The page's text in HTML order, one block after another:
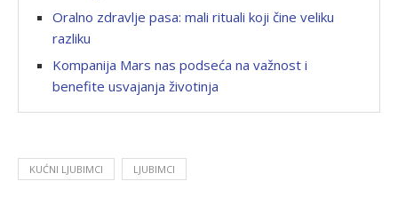
Oralno zdravlje pasa: mali rituali koji čine veliku
razliku
Kompanija Mars nas podseća na važnost i
benefite usvajanja životinja
KUĆNI LJUBIMCI LJUBIMCI